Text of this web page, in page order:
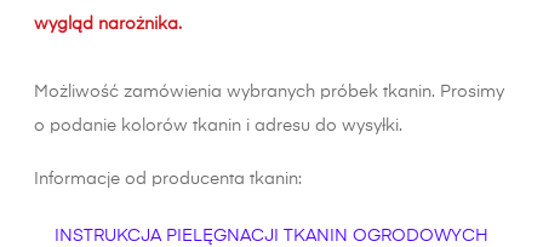
wygląd narożnika.
Możliwość zamówienia wybranych próbek tkanin. Prosimy
o podanie kolorów tkanin i adresu do wysyłki.
Informacje od producenta tkanin:
INSTRUKCJA PIELĘGNACJI TKANIN OGRODOWYCH